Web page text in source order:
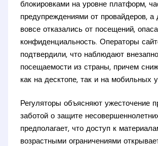
блокировками на уровне платформ,
предупреждениями от провайдеров, а
вовсе отказались от посещений,
конфиденциальность. Операторы
подтвердили, что наблюдают
посещаемости из страны, причем
как на десктопе, так и на мобильных
Регуляторы объясняют ужесточение
заботой о защите
предполагает, что доступ к
возрастными ограничениями